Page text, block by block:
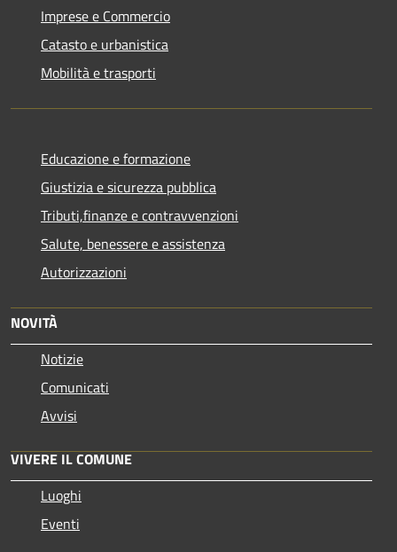
Imprese e Commercio
Catasto e urbanistica
Mobilità e trasporti
Educazione e formazione
Giustizia e sicurezza pubblica
Tributi,finanze e contravvenzioni
Salute, benessere e assistenza
Autorizzazioni
NOVITÀ
Notizie
Comunicati
Avvisi
VIVERE IL COMUNE
Luoghi
Eventi